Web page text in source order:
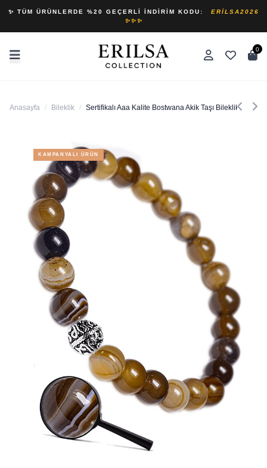
✨ TÜM ÜRÜNLERDE %20 GEÇERLI İNDIRIM KODU:
ERILSA2026
✨✨✨
0
Anasayfa / Bileklik / Sertifikalı Aaa Kalite Bostwana Akik Taşı Bileklik (afrika)
KAMPANYALI ÜRÜN